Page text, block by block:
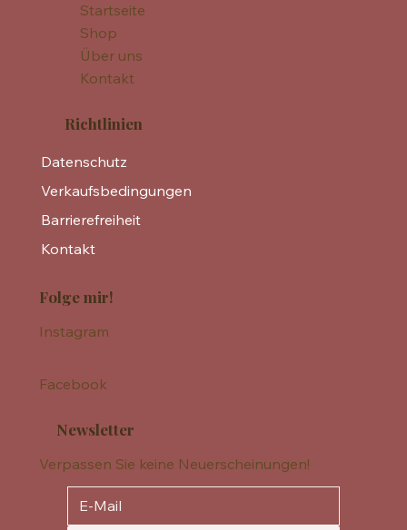
Startseite
Shop
Über uns
Kontakt
Richtlinien
Datenschutz
Verkaufsbedingungen
Barrierefreiheit
Kontakt
Folge mir!
Instagram
Facebook
Newsletter
Verpassen Sie keine Neuerscheinungen!